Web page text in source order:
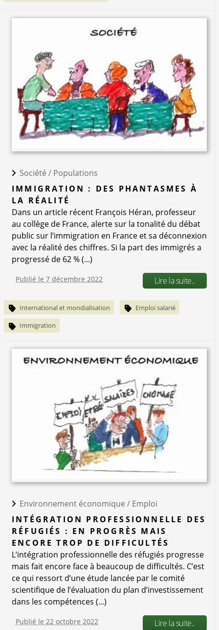
Société / Populations
IMMIGRATION : DES PHANTASMES À
LA RÉALITÉ
Dans un article récent François Héran, professeur
au collège de France, alerte sur la tonalité du débat
public sur l’immigration en France et sa déconnexion
avec la réalité des chiffres. Si la part des immigrés a
progressé de 62 % (...)
Publié le 7 décembre 2022 Lire la suite..
International et mondialisation Emploi salarié
Immigration
Environnement économique / Emploi
INTÉGRATION PROFESSIONNELLE DES
RÉFUGIÉS : EN PROGRÈS MAIS
ENCORE TROP DE DIFFICULTÉS
L’intégration professionnelle des réfugiés progresse
mais fait encore face à beaucoup de difficultés. C’est
ce qui ressort d’une étude lancée par le comité
scientifique de l’évaluation du plan d’investissement
dans les compétences (...)
Publié le 22 octobre 2022 Lire la suite..